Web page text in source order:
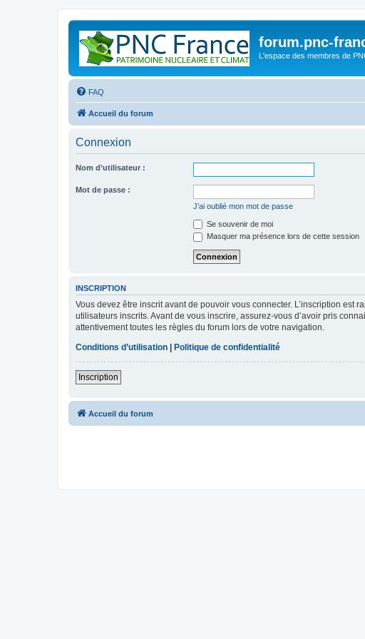
forum.pnc-
L'espace des membres de
FAQ
Accueil du forum
Connexion
Nom d’utilisateur :
Mot de passe :
J’ai oublié mon mot de passe
Se souvenir de moi
Masquer ma présence lors de cette session
INSCRIPTION
Vous devez être inscrit avant de pouvoir vous connecter. L’inscription
utilisateurs inscrits. Avant de vous inscrire, assurez-vous d’avoir pris
attentivement toutes les règles du forum lors de votre navigation.
Conditions d’utilisation
Politique de confidentialité
Inscription
Accueil du forum